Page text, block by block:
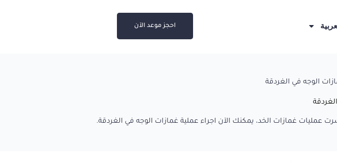
احجز موعد الآن
الوجه في الغردقة
عمليات غمازات الخد، يمكنك الآن اجراء عملية غمازات الوجه في الغردقة.